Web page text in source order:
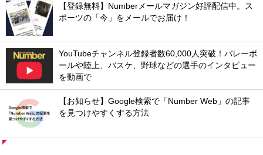
【登録無料】Numberメールマガジン好評配信中。ス
ポーツの「今」をメールでお届け！
YouTubeチャンネル登録者数60,000人突破！バレーボ
ールや陸上、バスケ、野球などの選手のインタビュー
を動画で
【お知らせ】Google検索で「Number Web」の記事
を見つけやすくする方法